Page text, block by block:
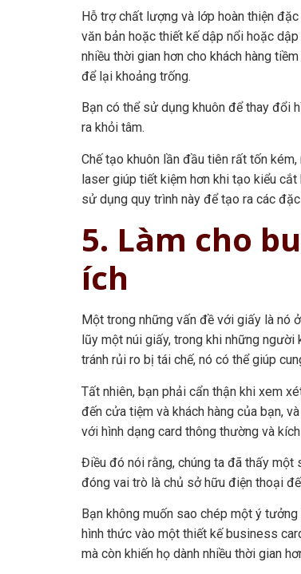
Hỗ trợ chất lượng và lớp hoàn thiện
văn bản hoặc thiết kế dập nổi hoặc
nhiều thời gian hơn cho khách hàng
để lại khoảng trống.
Bạn có thể sử dụng khuôn để thay đổi
ra khỏi tâm.
Chế tạo khuôn lần đầu tiên rất tốn
laser giúp tiết kiệm hơn khi tạo kiểu
sử dụng quy trình này để tạo ra các
5. Làm cho
ích
Một trong những vấn đề với giấy là nó
lũy một núi giấy, trong khi những
tránh rủi ro bị tái chế, nó có thể giúp
Tất nhiên, bạn phải cẩn thận khi xem
đến cửa tiệm và khách hàng của bạn,
với hình dạng card thông thường và
Điều đó nói rằng, chúng ta đã thấy
đóng vai trò là chủ sở hữu điện thoại
Bạn không muốn sao chép một ý
hình thức vào một thiết kế business
mà còn khiến họ dành nhiều thời gian